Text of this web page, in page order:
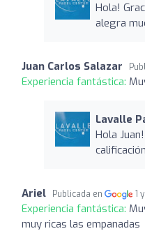
Hola!
alegra
Juan Carlos Salazar
Experiencia fantástica:
Lavalle
Hola
Ariel Publicada en 1
Experiencia fantástica:
muy ricas las empanadas